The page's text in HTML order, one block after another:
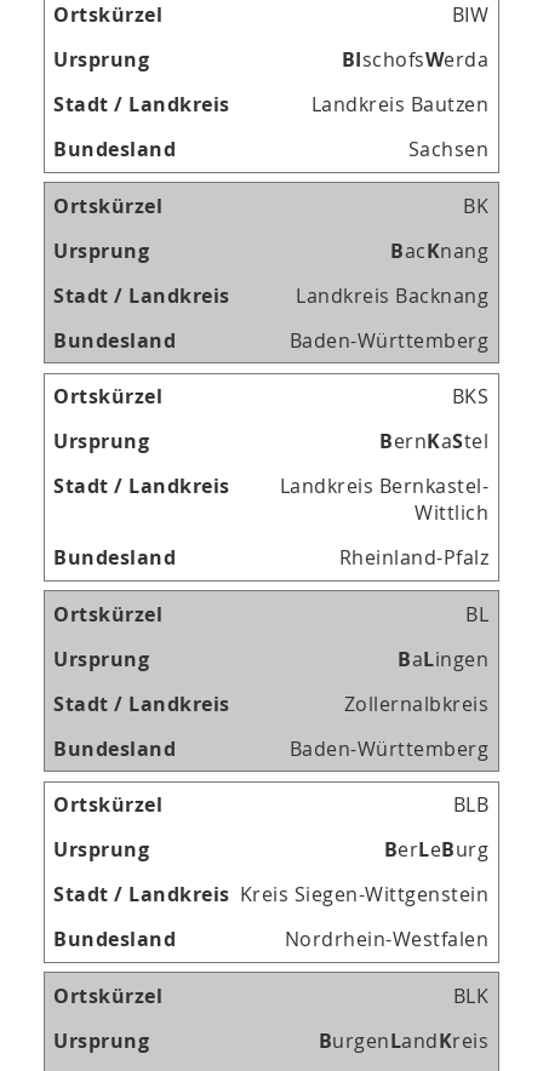
BIW
BIschofsWerda
Landkreis Bautzen
Sachsen
BK
BacKnang
Landkreis Backnang
Baden-Württemberg
BKS
BernKaStel
Landkreis Bernkastel-
Wittlich
Rheinland-Pfalz
BL
BaLingen
Zollernalbkreis
Baden-Württemberg
BLB
BerLeBurg
Kreis Siegen-Wittgenstein
Nordrhein-Westfalen
BLK
BurgenLandKreis